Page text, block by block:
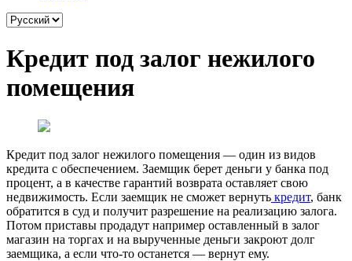
Кредит под залог нежилого
помещения
Кредит под залог нежилого помещения — один из видов
кредита с обеспечением. Заемщик берет деньги у банка под
процент, а в качестве гарантий возврата оставляет свою
недвижимость. Если заемщик не сможет вернуть кредит, банк
обратится в суд и получит разрешение на реализацию залога.
Потом приставы продадут например оставленный в залог
магазин на торгах и на вырученные деньги закроют долг
заемщика, а если что-то останется — вернут ему.